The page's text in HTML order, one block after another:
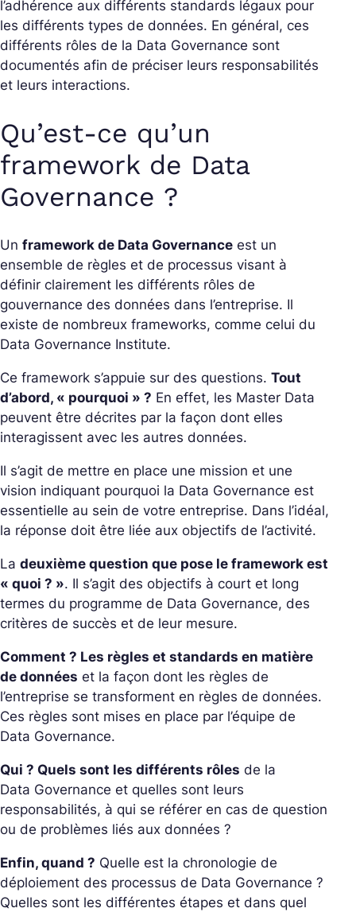
l’adhérence aux différents standards légaux pour
les différents types de données. En général, ces
différents rôles de la Data Governance sont
documentés afin de préciser leurs responsabilités
et leurs interactions.
Qu’est-ce qu’un
framework de Data
Governance ?
Un framework de Data Governance est un
ensemble de règles et de processus visant à
définir clairement les différents rôles de
gouvernance des données dans l’entreprise. Il
existe de nombreux frameworks, comme celui du
Data Governance Institute.
Ce framework s’appuie sur des questions. Tout
d’abord, « pourquoi » ? En effet, les Master Data
peuvent être décrites par la façon dont elles
interagissent avec les autres données.
Il s’agit de mettre en place une mission et une
vision indiquant pourquoi la Data Governance est
essentielle au sein de votre entreprise. Dans l’idéal,
la réponse doit être liée aux objectifs de l’activité.
La deuxième question que pose le framework est
« quoi ? ». Il s’agit des objectifs à court et long
termes du programme de Data Governance, des
critères de succès et de leur mesure.
Comment ? Les règles et standards en matière
de données et la façon dont les règles de
l’entreprise se transforment en règles de données.
Ces règles sont mises en place par l’équipe de
Data Governance.
Qui ? Quels sont les différents rôles de la
Data Governance et quelles sont leurs
responsabilités, à qui se référer en cas de question
ou de problèmes liés aux données ?
Enfin, quand ? Quelle est la chronologie de
déploiement des processus de Data Governance ?
Quelles sont les différentes étapes et dans quel